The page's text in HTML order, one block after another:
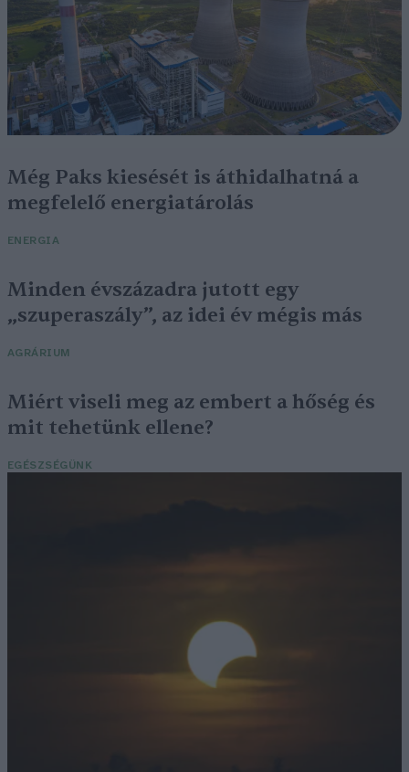
Még Paks kiesését is áthidalhatná a
megfelelő energiatárolás
ENERGIA
Minden évszázadra jutott egy
„szuperaszály”, az idei év mégis más
AGRÁRIUM
Miért viseli meg az embert a hőség és
mit tehetünk ellene?
EGÉSZSÉGÜNK